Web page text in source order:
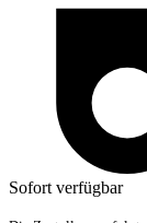
Sofort verfügbar